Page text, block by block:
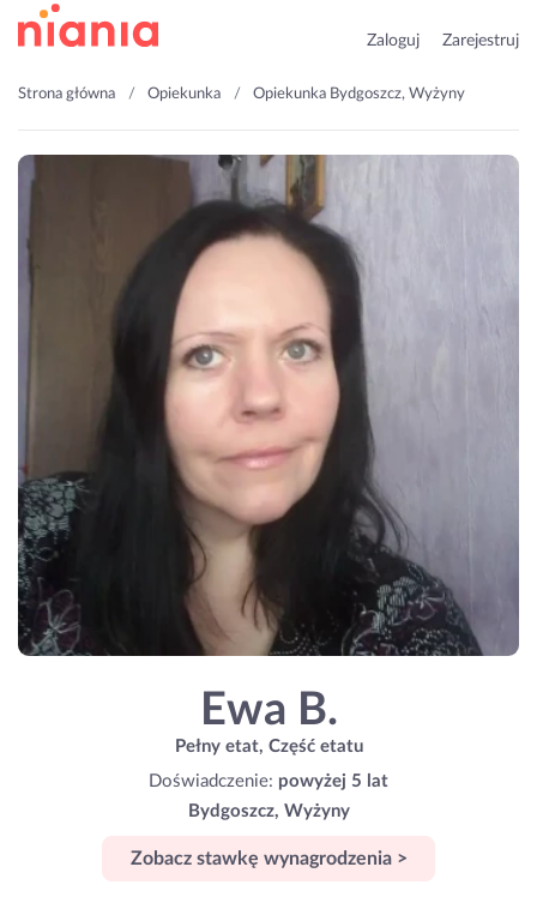
Zaloguj Zarejestruj
Strona główna Opiekunka Opiekunka Bydgoszcz, Wyżyny
Ewa B.
Pełny etat, Część etatu
Doświadczenie: powyżej 5 lat
Bydgoszcz, Wyżyny
Zobacz stawkę wynagrodzenia >